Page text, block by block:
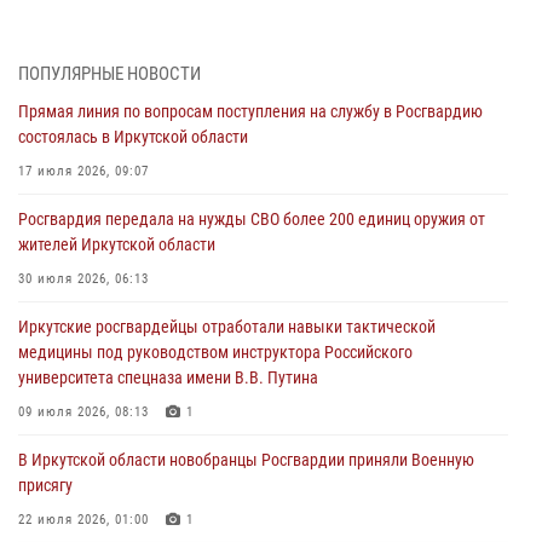
04 августа 2026, 07:14 3
Росгвардейцы потушили загоревшийся автомобиль в Иркутске
03 августа 2026, 04:55
Дню Воздушно-десантных войск в Иркутской области
03 августа 2026, 03:32
сердца к сердцу» (видео)
31 июля 2026, 04:37
Сотрудники Росгвардии нашли и вернули родственникам
30 июля 2026, 07:37
ПОПУЛЯРНЫЕ НОВОСТИ
Прямая линия по вопросам поступления на службу в Росгвардию
состоялась в Иркутской области
17 июля 2026, 09:07
Росгвардия передала на нужды СВО более 200 единиц оружия от
жителей Иркутской области
30 июля 2026, 06:13
Иркутские росгвардейцы отработали навыки тактической
медицины под руководством инструктора Российского
университета спецназа имени В.В. Путина
09 июля 2026, 08:13 1
В Иркутской области новобранцы Росгвардии приняли Военную
присягу
22 июля 2026, 01:00 1